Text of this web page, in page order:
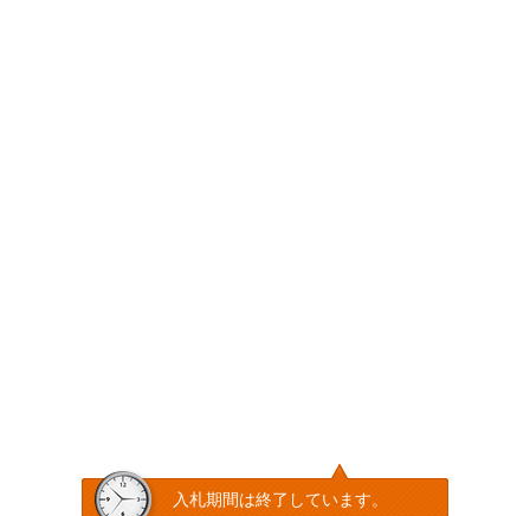
入札期間は終了しています。